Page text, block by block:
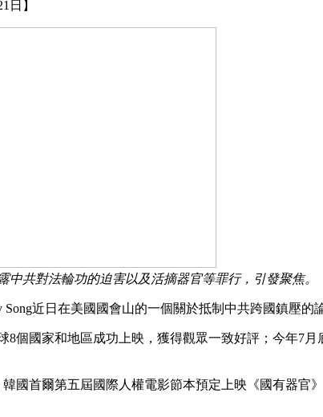
日】
中共對法輪功的迫害以及活摘器官等罪行，引發聚焦。
Song近日在美國國會山的一個關於抵制中共跨國鎮壓
8個國家和地區成功上映，獲得觀眾一致好評；今年7
韓國首爾第五屆國際人權電影節本預定上映《國有器